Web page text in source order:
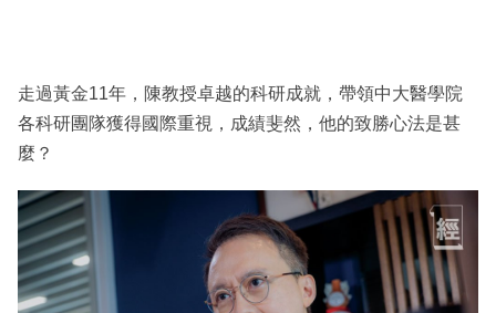
走過黃金11年，陳教授卓越的科研成就，帶領中大醫學院
各科研團隊獲得國際重視，成績斐然，他的致勝心法是甚
麼？